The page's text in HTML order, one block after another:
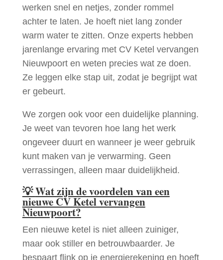
werken snel en netjes, zonder rommel
achter te laten. Je hoeft niet lang zonder
warm water te zitten. Onze experts hebben
jarenlange ervaring met CV Ketel vervangen
Nieuwpoort en weten precies wat ze doen.
Ze leggen elke stap uit, zodat je begrijpt wat
er gebeurt.
We zorgen ook voor een duidelijke planning.
Je weet van tevoren hoe lang het werk
ongeveer duurt en wanneer je weer gebruik
kunt maken van je verwarming. Geen
verrassingen, alleen maar duidelijkheid.
💡Wat zijn de voordelen van een
nieuwe CV Ketel vervangen
Nieuwpoort?
Een nieuwe ketel is niet alleen zuiniger,
maar ook stiller en betrouwbaarder. Je
bespaart flink op je energierekening en hoeft